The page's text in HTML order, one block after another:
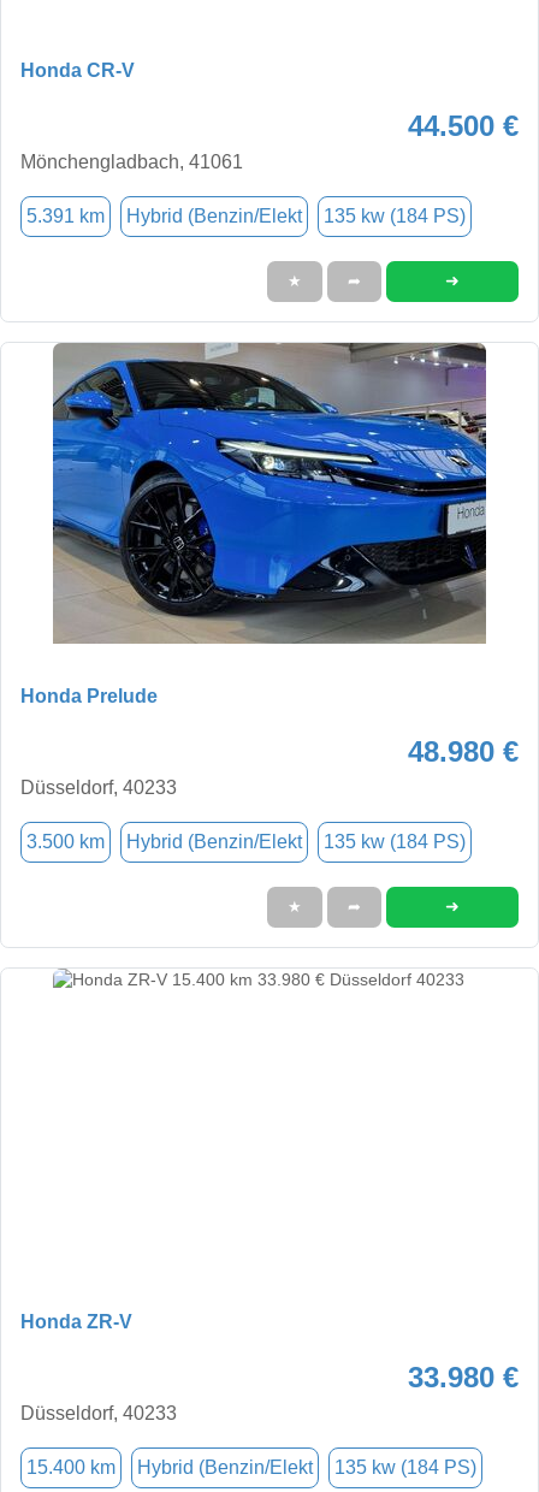
Honda CR-V
44.500 €
Mönchengladbach, 41061
5.391 km Hybrid (Benzin/Elekt 135 kw (184 PS)
★ ➦ ➜
Honda Prelude
48.980 €
Düsseldorf, 40233
3.500 km Hybrid (Benzin/Elekt 135 kw (184 PS)
★ ➦ ➜
Honda ZR-V
33.980 €
Düsseldorf, 40233
15.400 km Hybrid (Benzin/Elekt 135 kw (184 PS)